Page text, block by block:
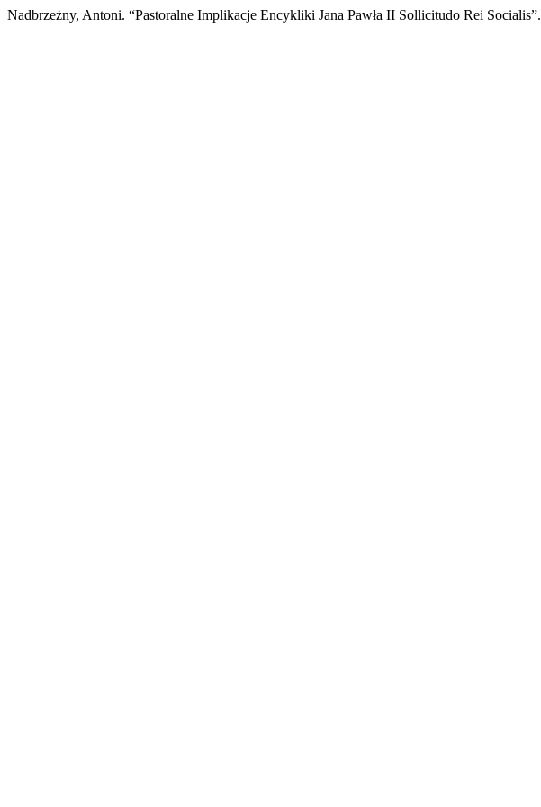
Nadbrzeżny, Antoni. “Pastoralne Implikacje Encykliki Jana Pawła II Sollicitudo Rei Socialis”.